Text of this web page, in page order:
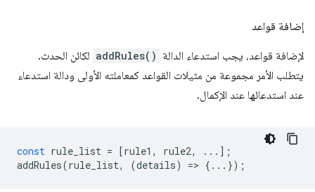
إضافة قواعد
لإضافة قواعد، يجب استدعاء الدالة addRules() لكائن الحدث.
يتطلب الأمر مجموعة من مثيلات القواعد كمعاملته الأولى ودالة استدعاء
عند استدعائها عند الإكمال.
const rule_list = [rule1 , rule2,
...];
addRules(rule_list, (details) => {...});